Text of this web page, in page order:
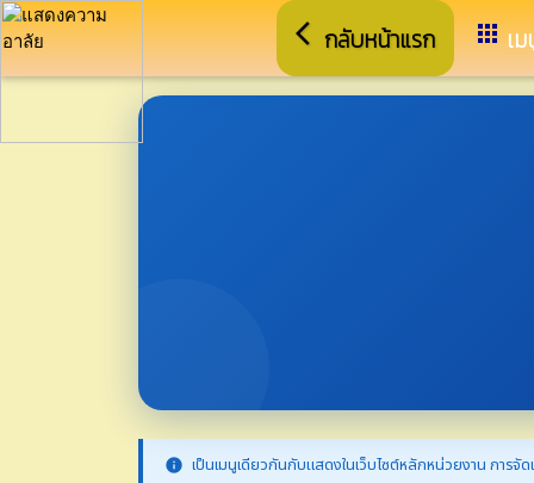
arrow_back_ios กลับหน้าแรก appsเ
info เป็นเมนูเดียวกันกับแสดงในเว็บไซต์หลักหน่วยงาน การจั